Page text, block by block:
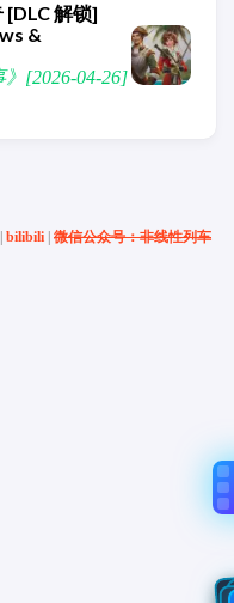
解锁]
&
》[2026-04-26]
bilibili 微信公众号：非线性列车